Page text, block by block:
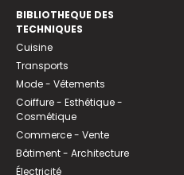
BIBLIOTHEQUE DES
TECHNIQUES
Cuisine
Transports
Mode - Vêtements
Coiffure - Esthétique -
Cosmétique
Commerce - Vente
Bâtiment - Architecture
Électricité